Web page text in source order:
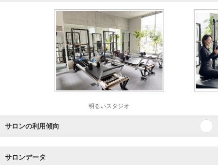
明るいスタジオ
サロンの利用傾向
サロンデータ